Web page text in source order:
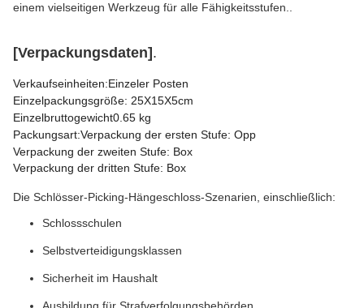
einem vielseitigen Werkzeug für alle Fähigkeitsstufen..
[Verpackungsdaten].
Verkaufseinheiten:Einzeler Posten
Einzelpackungsgröße: 25X15X5cm
Einzelbruttogewicht0.65 kg
Packungsart:Verpackung der ersten Stufe: Opp
Verpackung der zweiten Stufe: Box
Verpackung der dritten Stufe: Box
Die Schlösser-Picking-Hängeschloss-Szenarien, einschließlich:
Schlossschulen
Selbstverteidigungsklassen
Sicherheit im Haushalt
Ausbildung für Strafverfolgungsbehörden